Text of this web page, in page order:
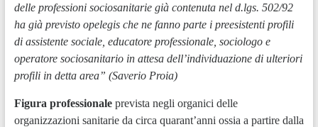
delle professioni sociosanitarie già contenuta nel d.lgs. 502/92
ha già previsto opelegis che ne fanno parte i preesistenti profili
di assistente sociale, educatore professionale, sociologo e
operatore sociosanitario in attesa dell’individuazione di ulteriori
profili in detta area” (Saverio Proia)
Figura professionaleprevista negli organici delle
organizzazioni sanitarie da circa quarant’anni ossia a partire dalla